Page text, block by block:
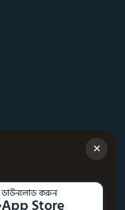
✕
ডাউনলোড করুন